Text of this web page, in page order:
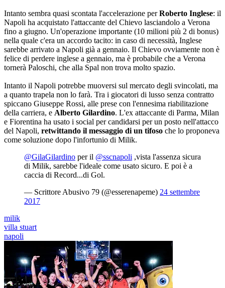
Intanto sembra quasi scontata l'accelerazione perRoberto Inglese: il
Napoli ha acquistato l'attaccante del Chievo lasciandolo a Verona
fino a giugno. Un'operazione importante (10 milioni più 2 di bonus)
nella quale c'era un accordo tacito: in caso di necessità, Inglese
sarebbe arrivato a Napoli già a gennaio. Il Chievo ovviamente non è
felice di perdere inglese a gennaio, ma è probabile che a Verona
tornerà Paloschi, che alla Spal non trova molto spazio.
Intanto il Napoli potrebbe muoversi sul mercato degli svincolati, ma
a quanto trapela non lo farà. Tra i giocatori di lusso senza contratto
spiccano Giuseppe Rossi, alle prese con l'ennesima riabilitazione
della carriera, e Alberto Gilardino. L'ex attaccante di Parma, Milan
e Fiorentina ha usato i social per candidarsi per un posto nell'attacco
del Napoli, retwittando il messaggio di un tifoso che lo proponeva
come soluzione dopo l'infortunio di Milik.
@GilaGilardino per il @sscnapoli ,vista l'assenza sicura
di Milik, sarebbe l'ideale come usato sicuro. E poi è a
caccia di Record...di Gol.
— Scrittore Abusivo 79 (@esserenapeme) 24 settembre
2017
milik
villa stuart
napoli